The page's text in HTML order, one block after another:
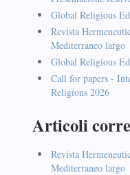
Global Religious
Revista
Mediterraneo largo
Global Religious
Call for papers -
Religions 2026
Articoli
Revista
Mediterraneo largo